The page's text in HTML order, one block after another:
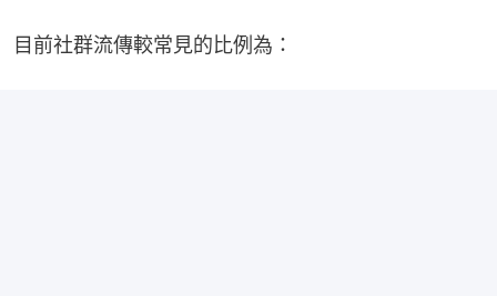
目前社群流傳較常見的比例為：